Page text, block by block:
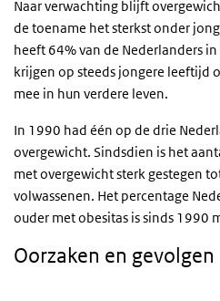
Naar verwachting blijft
de toename het sterkst onder
heeft 64% van de Nederlanders
krijgen op steeds jongere leeftijd
mee in hun verdere leven.
In 1990 had één op de drie
overgewicht. Sindsdien is het
met overgewicht sterk gestegen
volwassenen. Het percentage
ouder met obesitas is sinds 1990
Oorzaken en gevolgen